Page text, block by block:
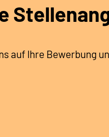
auf Ihre Bewerbung